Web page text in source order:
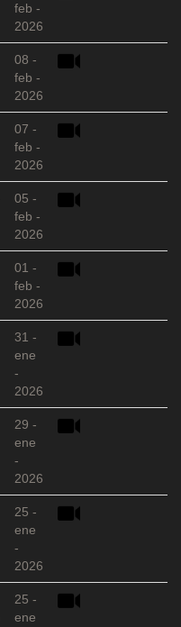
feb -
2026
08 -
feb -
2026
07 -
feb -
2026
05 -
feb -
2026
01 -
feb -
2026
31 -
ene
-
2026
29 -
ene
-
2026
25 -
ene
-
2026
25 -
ene